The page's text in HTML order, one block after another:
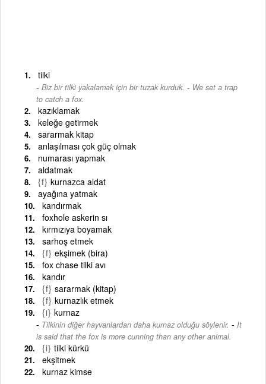
tilki
Biz bir tilki yakalamak için bir tuzak kurduk. - We set a trap
to catch a fox.
kazıklamak
keleğe getirmek
sararmak kitap
anlaşılması çok güç olmak
numarası yapmak
aldatmak
{f} kurnazca aldat
ayağına yatmak
kandırmak
foxhole askerin sı
kırmızıya boyamak
sarhoş etmek
{f} ekşimek (bira)
fox chase tilki avı
kandır
{f} sararmak (kitap)
{f} kurnazlık etmek
{i} kurnaz
Tilkinin diğer hayvanlardan daha kurnaz olduğu söylenir. - It
is said that the fox is more cunning than any other animal.
{i} tilki kürkü
ekşitmek
kurnaz kimse